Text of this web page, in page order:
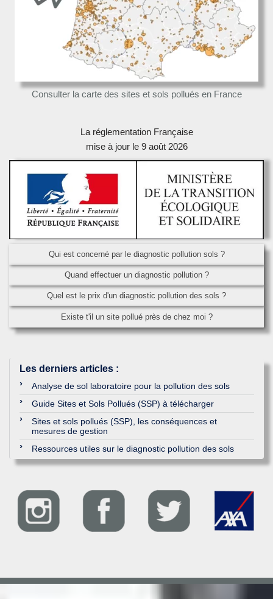
Consulter la carte des sites et sols pollués en France
La réglementation Française
mise à jour le 9 août 2026
Qui est concerné par le diagnostic pollution sols ?
Quand effectuer un diagnostic pollution ?
Quel est le prix d'un diagnostic pollution des sols ?
Existe t'il un site pollué près de chez moi ?
Les derniers articles :
Analyse de sol laboratoire pour la pollution des sols
Guide Sites et Sols Pollués (SSP) à télécharger
Sites et sols pollués (SSP), les conséquences et
mesures de gestion
Ressources utiles sur le diagnostic pollution des sols